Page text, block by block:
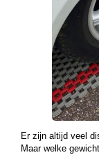
Er zijn altijd veel
Maar welke